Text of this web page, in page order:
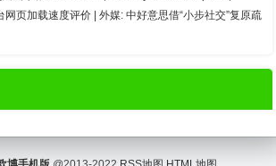
页加载速度评价 | 外媒: 中好意思借“小步社交”复原疏